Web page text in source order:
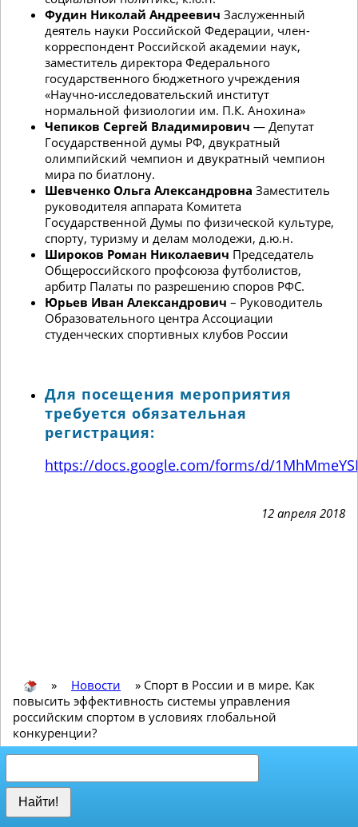
Фудин Николай Андреевич Заслуженный
деятель науки Российской Федерации, член-
корреспондент Российской академии наук,
заместитель директора Федерального
государственного бюджетного учреждения
«Научно-исследовательский институт
нормальной физиологии им. П.К. Анохина»
Чепиков Сергей Владимирович — Депутат
Государственной думы РФ, двукратный
олимпийский чемпион и двукратный чемпион
мира по биатлону.
Шевченко Ольга Александровна Заместитель
руководителя аппарата Комитета
Государственной Думы по физической культуре,
спорту, туризму и делам молодежи, д.ю.н.
Широков Роман Николаевич Председатель
Общероссийского профсоюза футболистов,
арбитр Палаты по разрешению споров РФС.
Юрьев Иван Александрович – Руководитель
Образовательного центра Ассоциации
студенческих спортивных клубов России
Для посещения мероприятия
требуется обязательная
регистрация:
https://docs.google.com/forms/d/
12 апреля 2018
» Новости » Спорт в России и в мире. Как
повысить эффективность системы управления
российским спортом в условиях глобальной
конкуренции?
Найти!